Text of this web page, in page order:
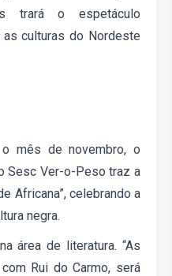
trará o espetáculo
as culturas do Nordeste
mês de novembro, o
Sesc Ver-o-Peso traz a
Africana”, celebrando a
negra.
área de literatura. “As
Rui do Carmo, será